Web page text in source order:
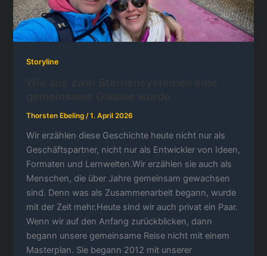
Storyline
Thorsten Ebeling/1. April 2026
Wir erzählen diese Geschichte heute nicht nur als
Geschäftspartner, nicht nur als Entwickler von Ideen,
Formaten und Lernwelten.Wir erzählen sie auch als
Menschen, die über Jahre gemeinsam gewachsen
sind. Denn was als Zusammenarbeit begann, wurde
mit der Zeit mehr.Heute sind wir auch privat ein Paar.
Wenn wir auf den Anfang zurückblicken, dann
begann unsere gemeinsame Reise nicht mit einem
Masterplan. Sie begann 2012 mit unserer